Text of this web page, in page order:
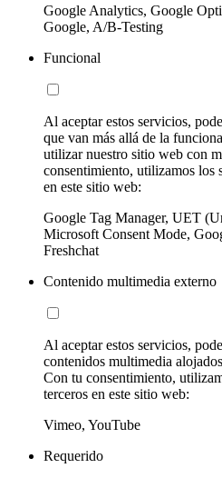
Google Analytics, Google
Google, A/B-Testing
Funcional
Al aceptar estos servicios,
que van más allá de la
utilizar nuestro sitio web con
consentimiento, utilizamos los
en este sitio web:
Google Tag Manager, UET
Microsoft Consent Mode,
Freshchat
Contenido multimedia externo
Al aceptar estos servicios,
contenidos multimedia
Con tu consentimiento,
terceros en este sitio web:
Vimeo, YouTube
Requerido